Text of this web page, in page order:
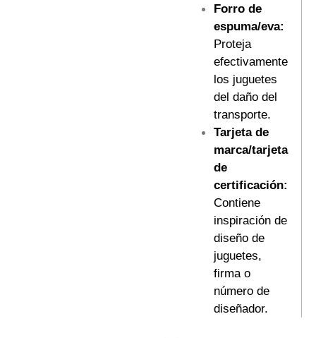
Forro de
espuma/eva:
Proteja
efectivamente
los juguetes
del daño del
transporte.
Tarjeta de
marca/tarjeta
de
certificación:
Contiene
inspiración de
diseño de
juguetes,
firma o
número de
diseñador.